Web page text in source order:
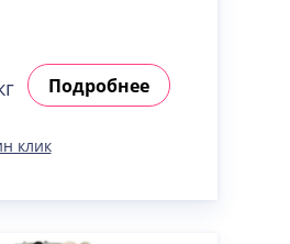
Подробнее
клик